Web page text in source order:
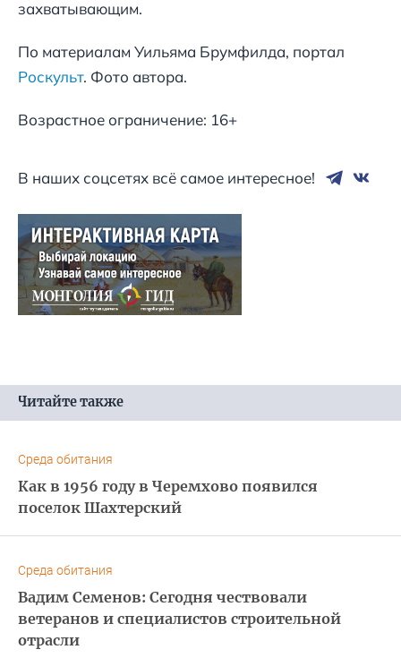
захватывающим.
По материалам Уильяма Брумфилда, портал
Роскульт. Фото автора.
Возрастное ограничение: 16+
В наших соцсетях всё самое интересное!
Читайте также
Среда обитания
Как в 1956 году в Черемхово появился
поселок Шахтерский
Среда обитания
Вадим Семенов: Сегодня чествовали
ветеранов и специалистов строительной
отрасли